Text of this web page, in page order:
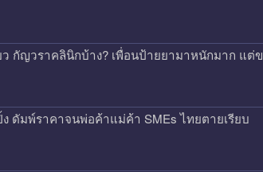
กัญวราคลินิกบ้าง? เพื่อนป้ายยามาหนักมาก แต่ข
ดัมพ์ราคาจนพ่อค้าแม่ค้า SMEs ไทยตายเรียบ